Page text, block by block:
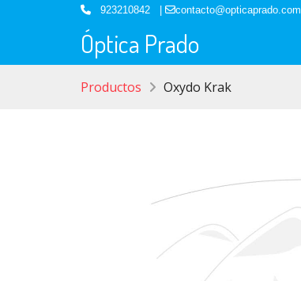
923210842 | contacto@opticaprado.com
Óptica Prado
Productos Oxydo Krak